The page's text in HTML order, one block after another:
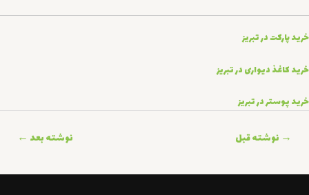
خرید پارکت در تبریز
خرید کاغذ دیواری در تبریز
خرید پوستر در تبریز
راهبری→ نوشته قبل نوشته بعد ←